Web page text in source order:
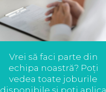
Vrei să faci parte din
echipa noastră? Poți
vedea toate joburile
disponibile și poți aplica